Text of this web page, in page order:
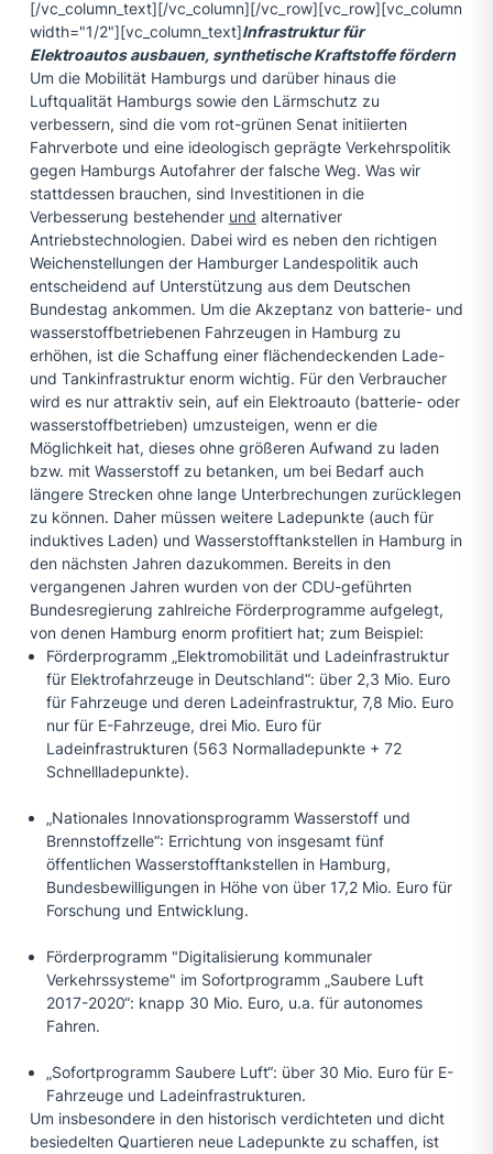
[/vc_column_text][/vc_column][/vc_row][vc_row][vc_column
width="1/2"][vc_column_text]Infrastruktur für
Elektroautos ausbauen, synthetische Kraftstoffe fördern
Um die Mobilität Hamburgs und darüber hinaus die
Luftqualität Hamburgs sowie den Lärmschutz zu
verbessern, sind die vom rot-grünen Senat initiierten
Fahrverbote und eine ideologisch geprägte Verkehrspolitik
gegen Hamburgs Autofahrer der falsche Weg. Was wir
stattdessen brauchen, sind Investitionen in die
Verbesserung bestehender und alternativer
Antriebstechnologien. Dabei wird es neben den richtigen
Weichenstellungen der Hamburger Landespolitik auch
entscheidend auf Unterstützung aus dem Deutschen
Bundestag ankommen. Um die Akzeptanz von batterie- und
wasserstoffbetriebenen Fahrzeugen in Hamburg zu
erhöhen, ist die Schaffung einer flächendeckenden Lade-
und Tankinfrastruktur enorm wichtig. Für den Verbraucher
wird es nur attraktiv sein, auf ein Elektroauto (batterie- oder
wasserstoffbetrieben) umzusteigen, wenn er die
Möglichkeit hat, dieses ohne größeren Aufwand zu laden
bzw. mit Wasserstoff zu betanken, um bei Bedarf auch
längere Strecken ohne lange Unterbrechungen zurücklegen
zu können. Daher müssen weitere Ladepunkte (auch für
induktives Laden) und Wasserstofftankstellen in Hamburg in
den nächsten Jahren dazukommen. Bereits in den
vergangenen Jahren wurden von der CDU-geführten
Bundesregierung zahlreiche Förderprogramme aufgelegt,
von denen Hamburg enorm profitiert hat; zum Beispiel:
Förderprogramm „Elektromobilität und Ladeinfrastruktur
für Elektrofahrzeuge in Deutschland“: über 2,3 Mio. Euro
für Fahrzeuge und deren Ladeinfrastruktur, 7,8 Mio. Euro
nur für E-Fahrzeuge, drei Mio. Euro für
Ladeinfrastrukturen (563 Normalladepunkte + 72
Schnellladepunkte).
„Nationales Innovationsprogramm Wasserstoff und
Brennstoffzelle“: Errichtung von insgesamt fünf
öffentlichen Wasserstofftankstellen in Hamburg,
Bundesbewilligungen in Höhe von über 17,2 Mio. Euro für
Forschung und Entwicklung.
Förderprogramm "Digitalisierung kommunaler
Verkehrssysteme" im Sofortprogramm „Saubere Luft
2017-2020“: knapp 30 Mio. Euro, u.a. für autonomes
Fahren.
„Sofortprogramm Saubere Luft“: über 30 Mio. Euro für E-
Fahrzeuge und Ladeinfrastrukturen.
Um insbesondere in den historisch verdichteten und dicht
besiedelten Quartieren neue Ladepunkte zu schaffen, ist